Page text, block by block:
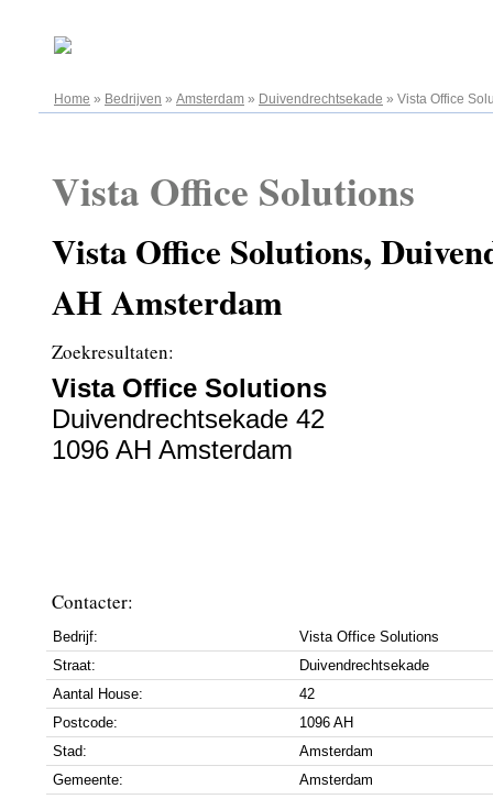
Home » Bedrijven » Amsterdam » Duivendrechtsekade » Vista Office
Vista Office Solutions
Vista Office Solutions,
AH Amsterdam
Zoekresultaten:
Vista Office Solutions
Duivendrechtsekade 42
1096 AH Amsterdam
Contacter:
Bedrijf:
Vista Office Solutions
Straat:
Duivendrechtsekade
Aantal House:
42
Postcode:
1096 AH
Stad:
Amsterdam
Gemeente:
Amsterdam